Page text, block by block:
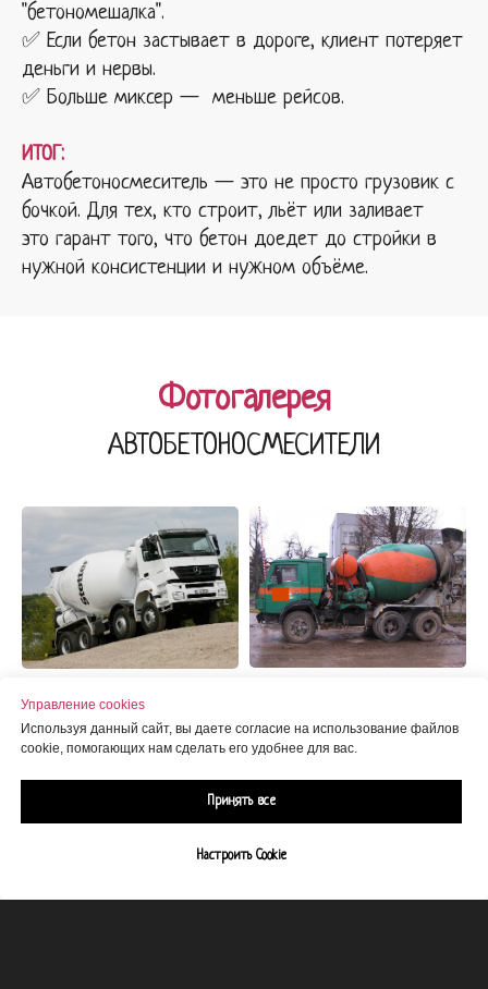
"бетономешалка".
✅ Если бетон застывает в дороге, клиент потеряет
деньги и нервы.
✅ Больше миксер — меньше рейсов.
ИТОГ:
Автобетоносмеситель — это не просто грузовик с
бочкой. Для тех, кто строит, льёт или заливает
это гарант того, что бетон доедет до стройки в
нужной консистенции и нужном объёме.
Фотогалерея
АВТОБЕТОНОСМЕСИТЕЛИ
Управление cookies
Используя данный сайт, вы даете согласие на использование файлов
cookie, помогающих нам сделать его удобнее для вас.
Принять все
Настроить Cookie